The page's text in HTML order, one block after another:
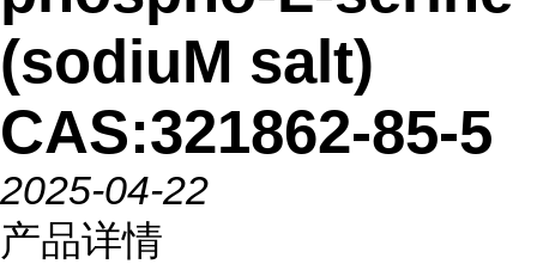
(sodiuM salt)
CAS:321862-85-5
2025-04-22
产品详情